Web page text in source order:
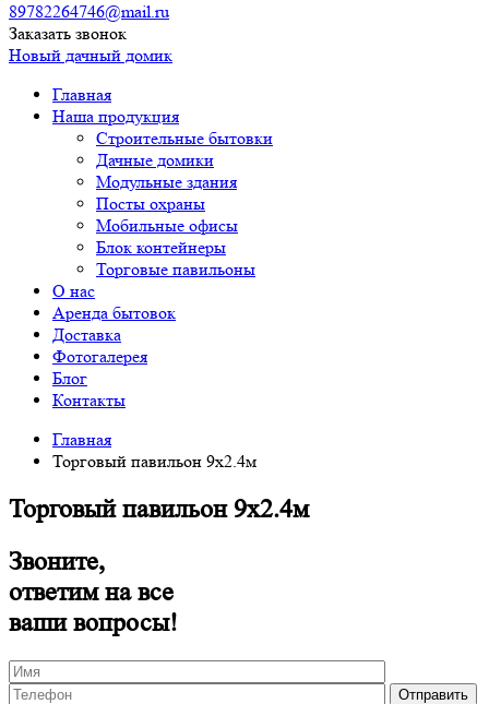
89782264746@mail.ru
Заказать звонок
Новый дачный домик
Главная
Наша продукция
Строительные бытовки
Дачные домики
Модульные здания
Посты охраны
Мобильные офисы
Блок контейнеры
Торговые павильоны
О нас
Аренда бытовок
Доставка
Фотогалерея
Блог
Контакты
Главная
Торговый павильон 9х2.4м
Торговый павильон 9х2.4м
Звоните,
ответим на все
ваши вопросы!